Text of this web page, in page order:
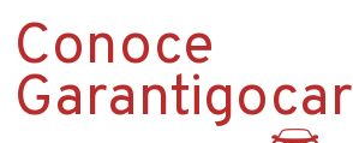
Conoce
Garantigocar